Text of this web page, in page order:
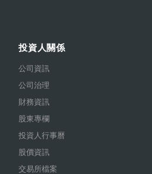
投資人關係
公司資訊
公司治理
財務資訊
股東專欄
投資人行事曆
股價資訊
交易所檔案